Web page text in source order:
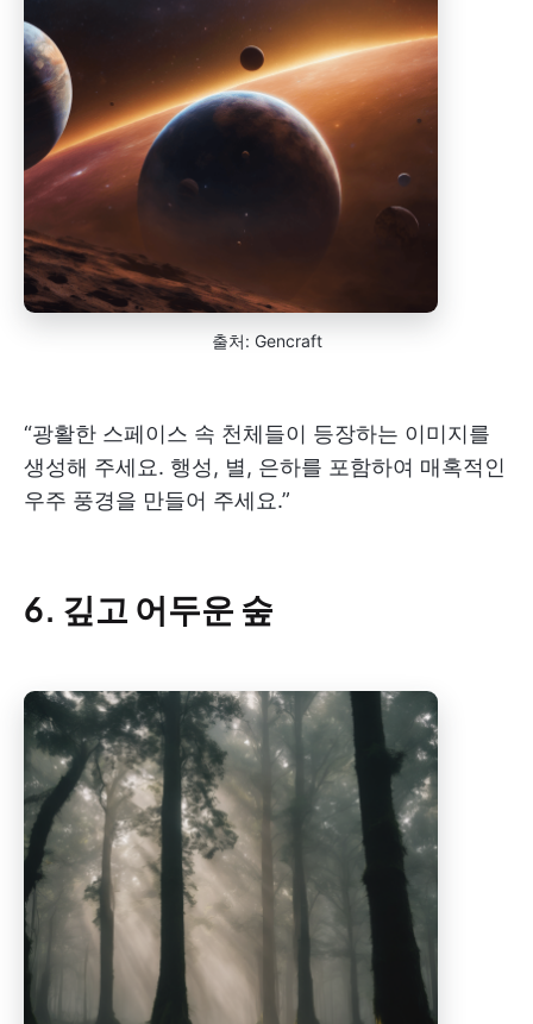
출처: Gencraft
“광활한 스페이스 속 천체들이 등장하는 이미지를
생성해 주세요. 행성, 별, 은하를 포함하여 매혹적인
우주 풍경을 만들어 주세요.”
6. 깊고 어두운 숲